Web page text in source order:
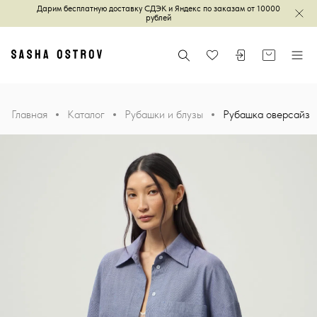
Дарим бесплатную доставку СДЭК и Яндекс по заказам от 10000
рублей
Главная Поиск ИзбранноеВойти илиКорзинаМеню
Главная Каталог Рубашки и блузы Рубашка оверсайз